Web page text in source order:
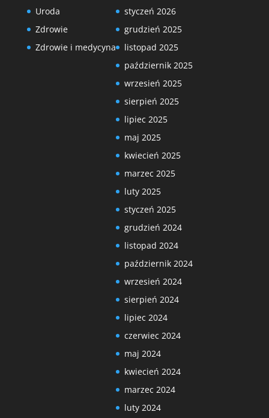
Uroda
Zdrowie
Zdrowie i medycyna
styczeń 2026
grudzień 2025
listopad 2025
październik 2025
wrzesień 2025
sierpień 2025
lipiec 2025
maj 2025
kwiecień 2025
marzec 2025
luty 2025
styczeń 2025
grudzień 2024
listopad 2024
październik 2024
wrzesień 2024
sierpień 2024
lipiec 2024
czerwiec 2024
maj 2024
kwiecień 2024
marzec 2024
luty 2024